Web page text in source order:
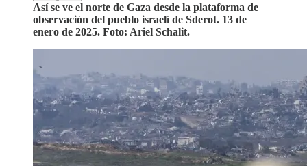
Así se ve el norte de Gaza desde la plataforma de
observación del pueblo israelí de Sderot. 13 de
enero de 2025. Foto: Ariel Schalit.